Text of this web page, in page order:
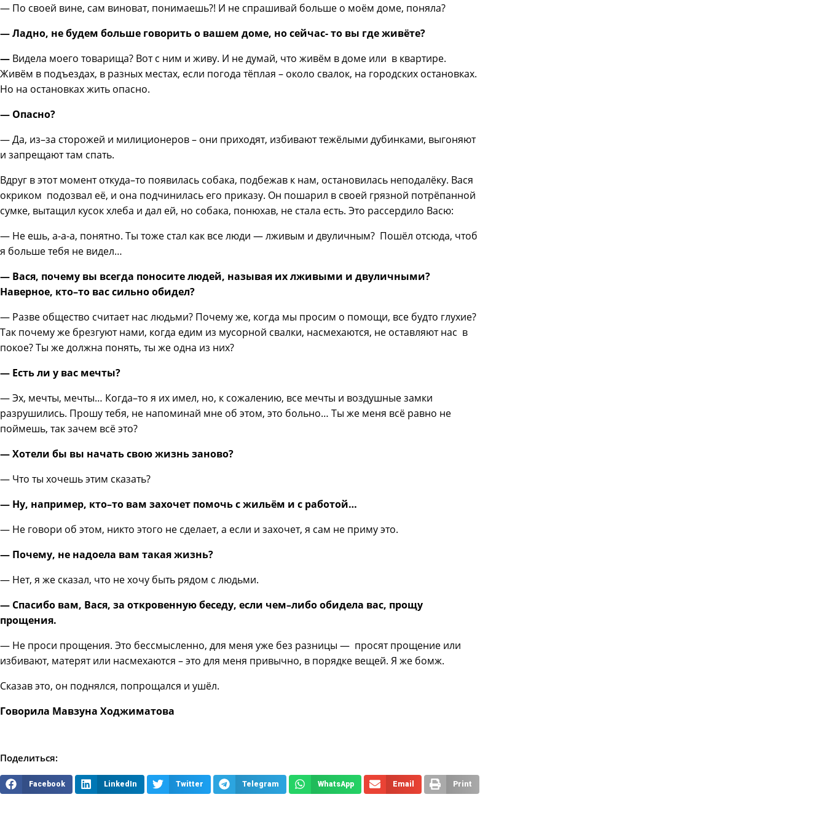
— По своей вине, сам виноват, понимаешь?! И не спрашивай больше о моём доме, поняла?
— Ладно, не будем больше говорить о вашем доме, но сейчас- то вы где живёте?
— Видела моего товарища? Вот с ним и живу. И не думай, что живём в доме или в квартире.
Живём в подъездах, в разных местах, если погода тёплая – около свалок, на городских остановках.
Но на остановках жить опасно.
— Опасно?
— Да, из–за сторожей и милиционеров – они приходят, избивают тежёлыми дубинками, выгоняют
и запрещают там спать.
Вдруг в этот момент откуда–то появилась собака, подбежав к нам, остановилась неподалёку. Вася
окриком подозвал её, и она подчинилась его приказу. Он пошарил в своей грязной потрёпанной
сумке, вытащил кусок хлеба и дал ей, но собака, понюхав, не стала есть. Это рассердило Васю:
— Не ешь, а-а-а, понятно. Ты тоже стал как все люди — лживым и двуличным? Пошёл отсюда, чтоб
я больше тебя не видел…
— Вася, почему вы всегда поносите людей, называя их лживыми и двуличными?
Наверное, кто–то вас сильно обидел?
— Разве общество считает нас людьми? Почему же, когда мы просим о помощи, все будто глухие?
Так почему же брезгуют нами, когда едим из мусорной свалки, насмехаются, не оставляют нас в
покое? Ты же должна понять, ты же одна из них?
— Есть ли у вас мечты?
— Эх, мечты, мечты… Когда–то я их имел, но, к сожалению, все мечты и воздушные замки
разрушились. Прошу тебя, не напоминай мне об этом, это больно… Ты же меня всё равно не
поймешь, так зачем всё это?
— Хотели бы вы начать свою жизнь заново?
— Что ты хочешь этим сказать?
— Ну, например, кто–то вам захочет помочь с жильём и с работой…
— Не говори об этом, никто этого не сделает, а если и захочет, я сам не приму это.
— Почему, не надоела вам такая жизнь?
— Нет, я же сказал, что не хочу быть рядом с людьми.
— Спасибо вам, Вася, за откровенную беседу, если чем–либо обидела вас, прощу
прощения.
— Не проси прощения. Это бессмысленно, для меня уже без разницы — просят прощение или
избивают, матерят или насмехаются – это для меня привычно, в порядке вещей. Я же бомж.
Сказав это, он поднялся, попрощался и ушёл.
Говорила Мавзуна Ходжиматова
Поделиться:
Facebook LinkedIn Twitter Telegram WhatsApp Email Print